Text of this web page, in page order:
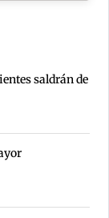
saldrán de